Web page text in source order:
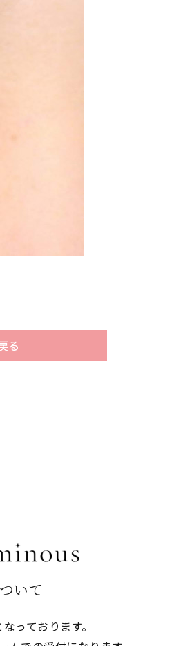
る
いて
っております。